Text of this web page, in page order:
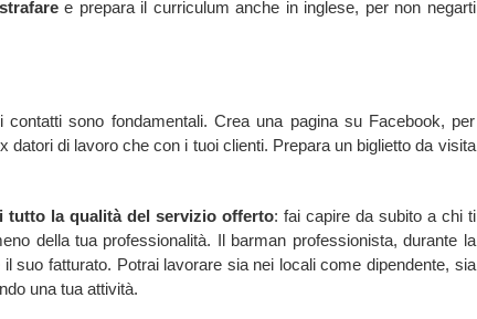
e prepara il curriculum anche in inglese, per non negarti
sono fondamentali. Crea una pagina su Facebook, per
datori di lavoro che con i tuoi clienti. Prepara un biglietto da visita
tutto la qualità del servizio offerto: fai capire da subito a chi ti
della tua professionalità. Il barman professionista, durante la
suo fatturato. Potrai lavorare sia nei locali come dipendente, sia
una tua attività.